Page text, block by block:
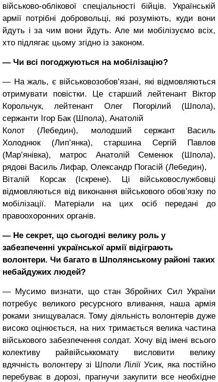
військово-облікової спеціальності бійців. Українській
армії потрібні добровольці, які розуміють, куди вони
йдуть і за чим вони йдуть. Але ми мобілізуємо всіх,
хто підлягає цьому згідно із законом.
— Чи всі погоджуються на мобілізацію?
— На жаль, є військовозобов’язані, які відмовляються
отримувати повістки. Це старший лейтенант Віктор
Корольчук, лейтенант Олег Погорілий (Шпола),
сержанти Ігор Бак (Шпола), Анатолій
Колот (Лебедин), молодший сержант Василь
Холоднюк (Лип’янка), старшина Сергій Павлов
(Мар’янівка), матрос Анатолій Семенюк (Шпола),
рядові Василь Лифар, Олександр Погасій (Лебедин),
Віталій Корсак (Іскрене). Ці військовослужбовці
відмовляються від виконання військового обов’язку по
мобілізації. Матеріали на цих осіб передані до
правоохоронних органів.
— Не секрет, що сьогодні велику роль у
забезпеченні української армії відіграють
волонтери. Чи багато в Шполянському районі таких
небайдужих людей?
— Мусимо визнати, що стан Збройних Сил України
потребує великого ресурсного вливання, наша армія
роками знищувалася. Тому діяльність волонтерів дуже
високо оцінюється, на них тримається велика частина
військового забезпечення солдат. Хочу від імені всього
колективу райвійськкомату висловити велику
вдячність волонтеру зі Шполи Лілії Усик, яка постійно
перебуває в дорозі, прагнучи закупити все необхідне